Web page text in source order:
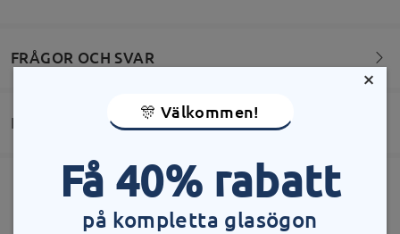
FRÅGOR OCH SVAR
Välkommen att lämna dina frågor om bågarna!
Ställ en fråga
Leverans
Beställning lagd
Gratis reptålig linsbeläggning ingår
60 dagars öppet köp & retur
×
🎊 Välkommen!
Få 40% rabatt
på kompletta glasögon